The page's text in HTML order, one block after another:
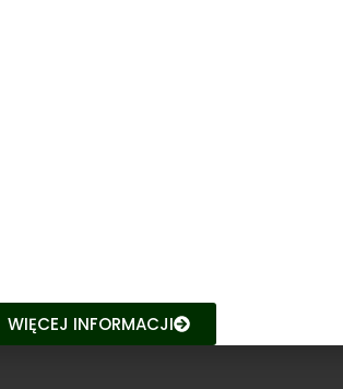
WIĘCEJ INFORMACJI